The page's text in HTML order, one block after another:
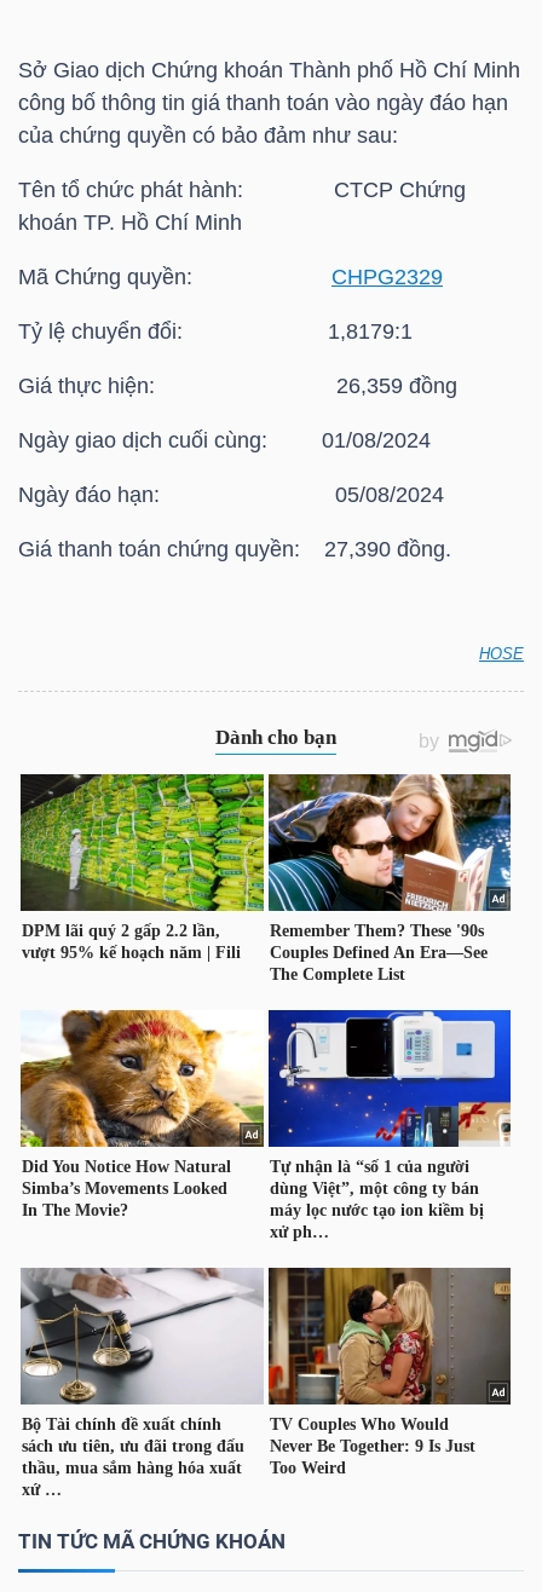
Sở Giao dịch Chứng khoán Thành phố Hồ Chí Minh
công bố thông tin giá thanh toán vào ngày đáo hạn
của chứng quyền có bảo đảm như sau:
Tên tổ chức phát hành: CTCP Chứng
khoán TP. Hồ Chí Minh
Mã Chứng quyền: CHPG2329
Tỷ lệ chuyển đổi: 1,8179:1
Giá thực hiện: 26,359 đồng
Ngày giao dịch cuối cùng: 01/08/2024
Ngày đáo hạn: 05/08/2024
Giá thanh toán chứng quyền: 27,390 đồng.
HOSE
TIN TỨC MÃ CHỨNG KHOÁN
BẤT
ĐỘNG
SẢN
HÓA
KINH
ĐÔNG
DƯƠNG
CHÍNH
CÁ
NHÂN
PHÂN
VIETSTOCKFINANCE
VĨ
MÔ
NGÀNH